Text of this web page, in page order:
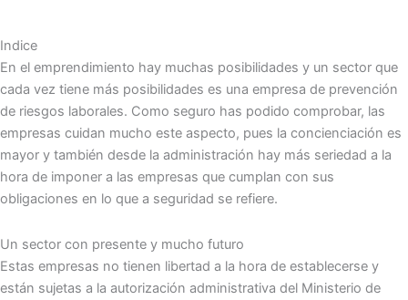
Indice
En el emprendimiento hay muchas posibilidades y un sector que
cada vez tiene más posibilidades es una empresa de prevención
de riesgos laborales. Como seguro has podido comprobar, las
empresas cuidan mucho este aspecto, pues la concienciación es
mayor y también desde la administración hay más seriedad a la
hora de imponer a las empresas que cumplan con sus
obligaciones en lo que a seguridad se refiere.
Un sector con presente y mucho futuro
Estas empresas no tienen libertad a la hora de establecerse y
están sujetas a la autorización administrativa del Ministerio de